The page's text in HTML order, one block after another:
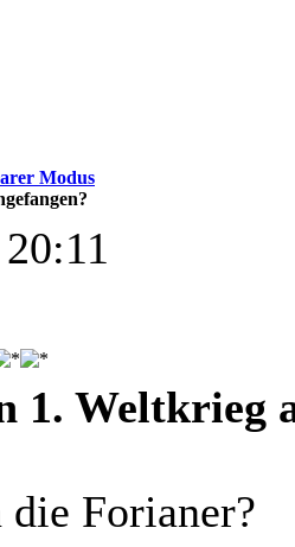
Modus
1. Weltkrieg
die Forianer?